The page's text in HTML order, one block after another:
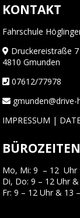
KONTAKT
Fahrschule
Druckereistraße 7
4810 Gmunden
07612/77978
IMPRESSUM |
BÜROZEITEN
Mo, Mi: 9 – 12 Uhr
Di, Do: 9 – 12 Uhr
Fr: 9 – 12 Uhr & 13